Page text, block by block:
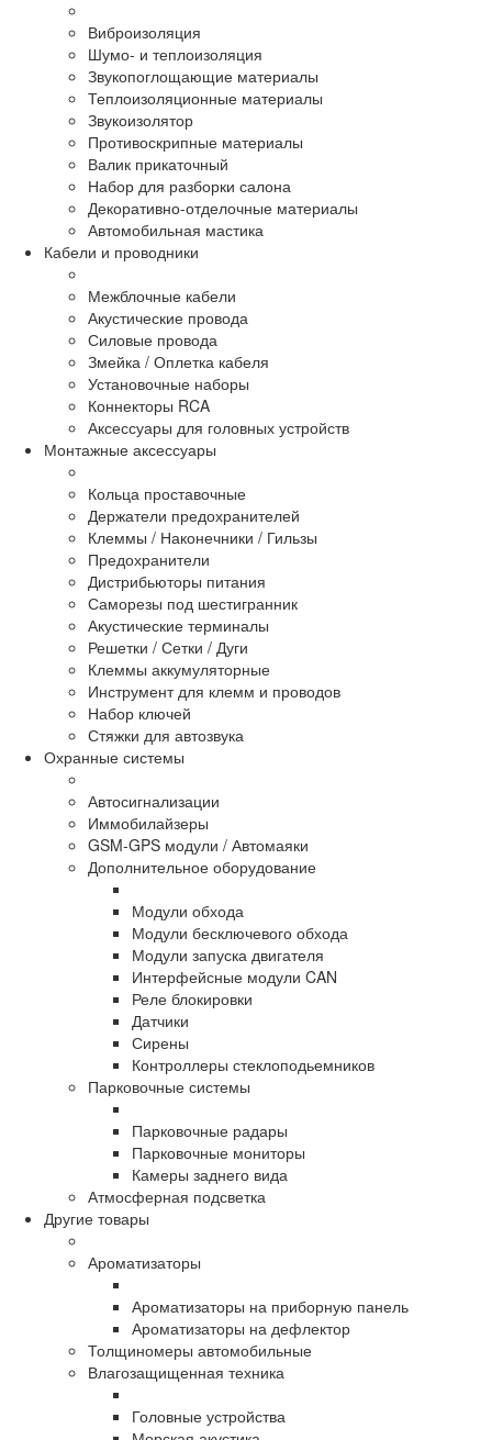
Виброизоляция
Шумо- и теплоизоляция
Звукопоглощающие материалы
Теплоизоляционные материалы
Звукоизолятор
Противоскрипные материалы
Валик прикаточный
Набор для разборки салона
Декоративно-отделочные материалы
Автомобильная мастика
Кабели и проводники
Межблочные кабели
Акустические провода
Силовые провода
Змейка / Оплетка кабеля
Установочные наборы
Коннекторы RCA
Аксессуары для головных устройств
Монтажные аксессуары
Кольца проставочные
Держатели предохранителей
Клеммы / Наконечники / Гильзы
Предохранители
Дистрибьюторы питания
Саморезы под шестигранник
Акустические терминалы
Решетки / Сетки / Дуги
Клеммы аккумуляторные
Инструмент для клемм и проводов
Набор ключей
Стяжки для автозвука
Охранные системы
Автосигнализации
Иммобилайзеры
GSM-GPS модули / Автомаяки
Дополнительное оборудование
Модули обхода
Модули бесключевого обхода
Модули запуска двигателя
Интерфейсные модули CAN
Реле блокировки
Датчики
Сирены
Контроллеры стеклоподьемников
Парковочные системы
Парковочные радары
Парковочные мониторы
Камеры заднего вида
Атмосферная подсветка
Другие товары
Ароматизаторы
Ароматизаторы на приборную панель
Ароматизаторы на дефлектор
Толщиномеры автомобильные
Влагозащищенная техника
Головные устройства